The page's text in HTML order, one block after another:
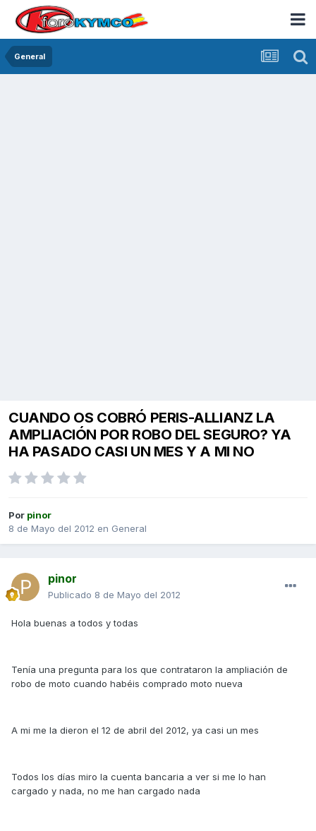
General
CUANDO OS COBRÓ PERIS-ALLIANZ LA
AMPLIACIÓN POR ROBO DEL SEGURO? YA
HA PASADO CASI UN MES Y A MI NO
Por pinor
8 de Mayo del 2012 en General
pinor
Publicado 8 de Mayo del 2012
Hola buenas a todos y todas
Tenía una pregunta para los que contrataron la ampliación de
robo de moto cuando habéis comprado moto nueva
A mi me la dieron el 12 de abril del 2012, ya casi un mes
Todos los días miro la cuenta bancaria a ver si me lo han
cargado y nada, no me han cargado nada